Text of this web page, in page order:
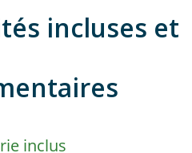
incluses et
inclus